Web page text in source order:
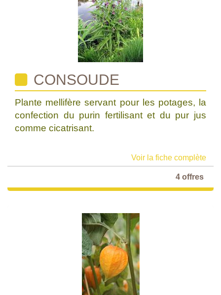
CONSOUDE
Plante mellifère servant pour les potages, la
confection du purin fertilisant et du pur jus
comme cicatrisant.
Voir la fiche complète
4 offres